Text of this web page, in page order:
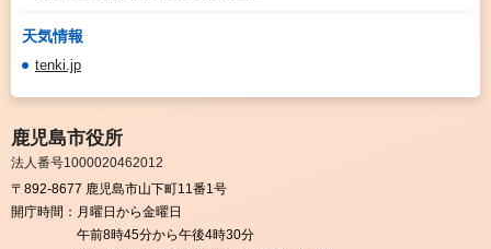
天気情報
tenki.jp
鹿児島市役所
法人番号1000020462012
〒892-8677 鹿児島市山下町11番1号
開庁時間： 月曜日から金曜日
午前8時45分から午後4時30分